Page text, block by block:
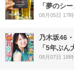
「夢のシ
08月05日 17
乃木坂46
「5年ぶ
08月07日 18